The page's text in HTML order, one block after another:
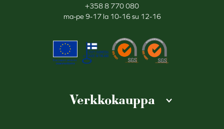
+358 8 770 080
ma-pe 9-17 la 10-16 su 12-16
Verkkokauppa